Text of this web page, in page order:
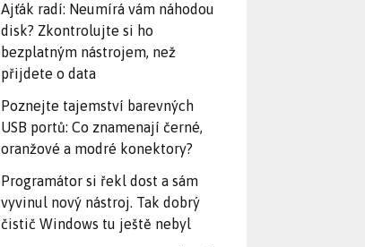
Ajťák radí: Neumírá vám náhodou
disk? Zkontrolujte si ho
bezplatným nástrojem, než
přijdete o data
Poznejte tajemství barevných
USB portů: Co znamenají černé,
oranžové a modré konektory?
Programátor si řekl dost a sám
vyvinul nový nástroj. Tak dobrý
čistič Windows tu ještě nebyl